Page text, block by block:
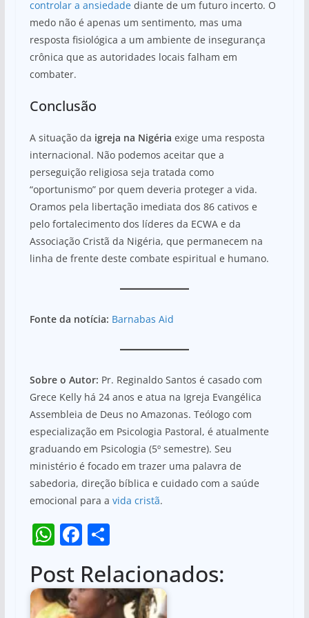
controlar a ansiedadediante de um futuro incerto. O
medo não é apenas um sentimento, mas uma
resposta fisiológica a um ambiente de insegurança
crônica que as autoridades locais falham em
combater.
Conclusão
A situação da igreja na Nigéria exige uma resposta
internacional. Não podemos aceitar que a
perseguição religiosa seja tratada como
“oportunismo” por quem deveria proteger a vida.
Oramos pela libertação imediata dos 86 cativos e
pelo fortalecimento dos líderes da ECWA e da
Associação Cristã da Nigéria, que permanecem na
linha de frente deste combate espiritual e humano.
Fonte da notícia: Barnabas Aid
Sobre o Autor: Pr. Reginaldo Santos é casado com
Grece Kelly há 24 anos e atua na Igreja Evangélica
Assembleia de Deus no Amazonas. Teólogo com
especialização em Psicologia Pastoral, é atualmente
graduando em Psicologia (5º semestre). Seu
ministério é focado em trazer uma palavra de
sabedoria, direção bíblica e cuidado com a saúde
emocional para a vida cristã.
W
at
s
F
c
e
S
ar
e
Post Relacionados: